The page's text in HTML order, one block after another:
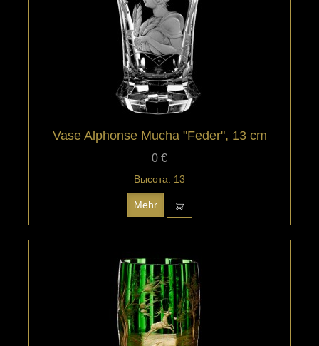
Vase Alphonse Mucha "Feder", 13 cm
0 €
Высота: 13
Mehr